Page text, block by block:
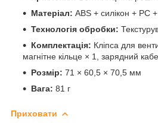
Матеріал: ABS + силікон + PC
Технологія обробки:
Комплектація: Кліпса для
магнітне кільце × 1, зарядний
Розмір: 71 × 60,5 × 70,5 мм
Вага: 81 г
Приховати